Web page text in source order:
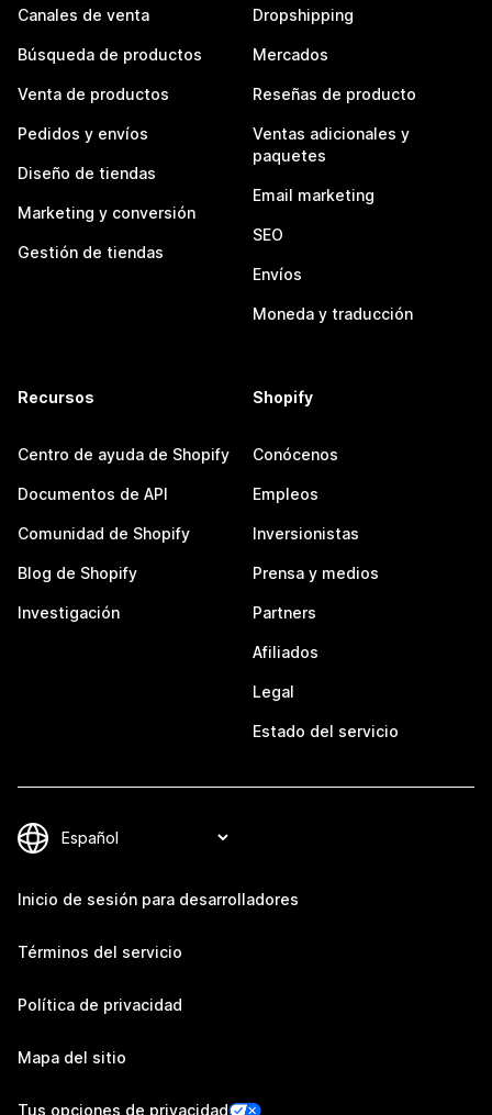
Canales de venta
Búsqueda de productos
Venta de productos
Pedidos y envíos
Diseño de tiendas
Marketing y conversión
Gestión de tiendas
Dropshipping
Mercados
Reseñas de producto
Ventas adicionales y
paquetes
Email marketing
SEO
Envíos
Moneda y traducción
Recursos
Centro de ayuda de Shopify
Documentos de API
Comunidad de Shopify
Blog de Shopify
Investigación
Shopify
Conócenos
Empleos
Inversionistas
Prensa y medios
Partners
Afiliados
Legal
Estado del servicio
Inicio de sesión para desarrolladores
Términos del servicio
Política de privacidad
Mapa del sitio
Tus opciones de privacidad